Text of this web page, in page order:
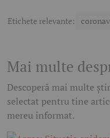
Etichete relevante:
Mai multe
Descoperă mai multe
selectat pentru tine
mereu informat.